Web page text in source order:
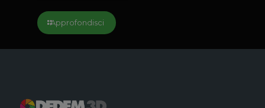
Approfondisci